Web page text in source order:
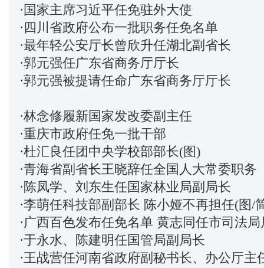
· 国家主席习近平任免驻外大使
· 四川省政府公布一批职务任免名单
·最年轻公安厅长曾欣升任湖北副省长
·郭元强任广东省商务厅厅长
·郭元强被提请任命广东省商务厅厅长
·林念修履新国家发改委副主任
·重庆市政府任免一批干部
·杜汇良任团中央学校部部长(图)
·青海省副省长王晓辞任全国人大常委职务
· 陈凤学、刘东生任国家林业局副局长
·李萌任科技部副部长 陈小娅不再担任(图/
·广西百色发布任免名单 黄志同任市司法局
·于永水、陈建明任国管局副局长
·王战营任河南省政府副秘书长、办公厅主